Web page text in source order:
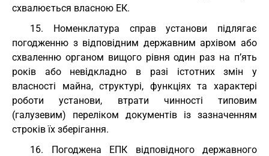
схвалюється власною ЕК.
15. Номенклатура справ установи підлягає
погодженню з відповідним державним архівом або
схваленню органом вищого рівня один раз на п’ять
років або невідкладно в разі істотних змін у
власності майна, структурі, функціях та характері
роботи установи, втрати чинності типовим
(галузевим) переліком документів із зазначенням
строків їх зберігання.
16. Погоджена ЕПК відповідного державного